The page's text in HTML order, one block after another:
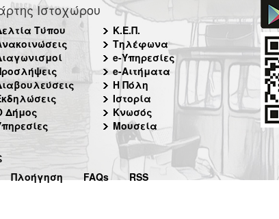
Ιστοχώρου
Τύπου
Δήμος
Κ.Ε.Π.
Τηλέφωνα
e-Υπηρεσίες
e-Αιτήματα
Η Πόλη
Ιστορία
Κνωσός
Μουσεία
Πλοήγηση FAQs RSS